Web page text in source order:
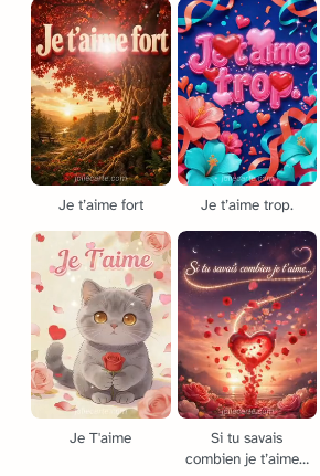
Je t’aime fort Je t’aime trop.
Je T'aime
Si tu savais
combien je t’aime…